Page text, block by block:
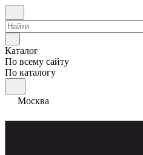
Каталог
По всему сайту
По каталогу
Москва